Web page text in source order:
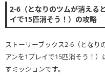
2-6（となりのツムが消える
イで15匹消そう！）の攻略
ストーリーブックス2-6（となり
アンを1プレイで15匹消そう！
すミッションです。